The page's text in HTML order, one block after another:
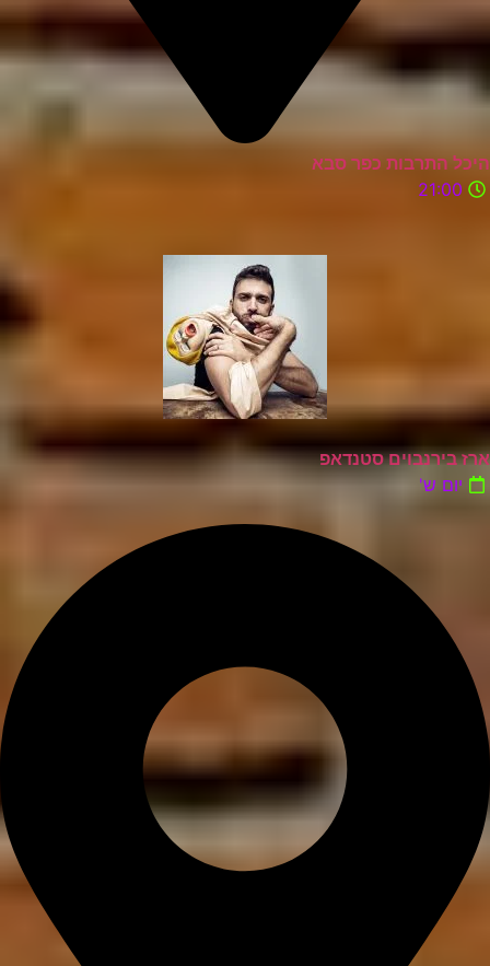
היכל התרבות כפר סבא
21:00
ארז בירנבוים סטנדאפ
יום ש'